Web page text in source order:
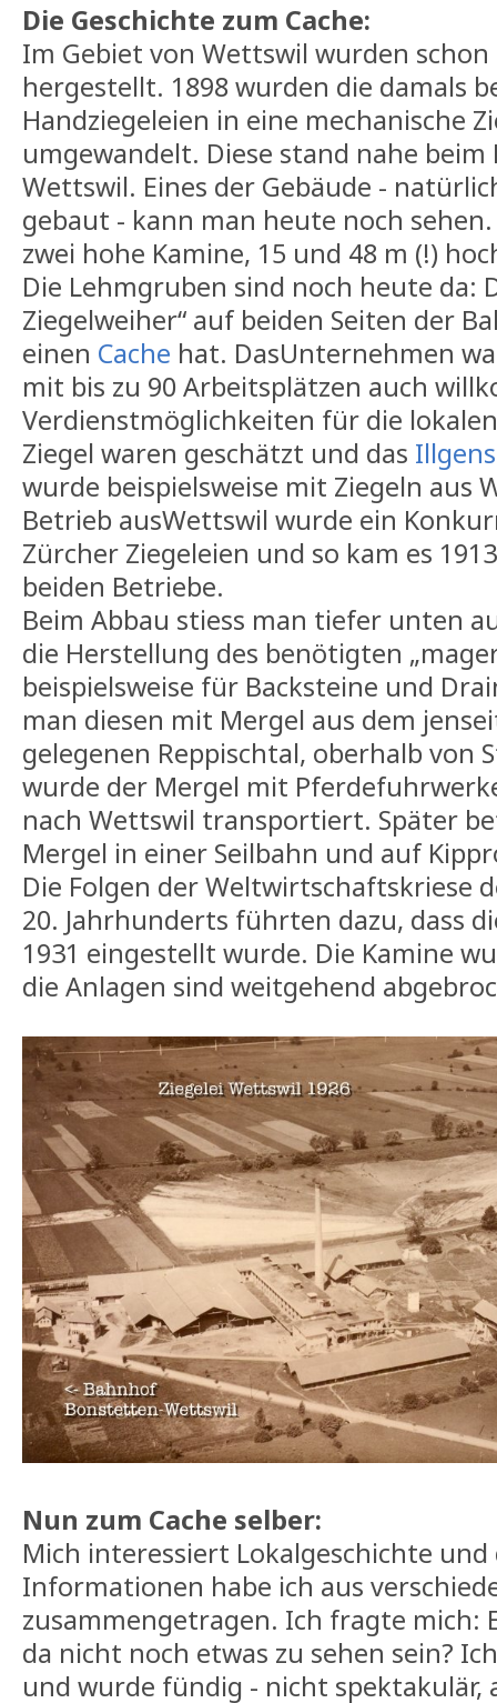
Die Geschichte zum Cache:
Im Gebiet von Wettswil wurden
hergestellt. 1898 wurden die damals
Handziegeleien in eine mechanische
umgewandelt. Diese stand nahe
Wettswil. Eines der Gebäude -
gebaut - kann man heute noch sehen.
zwei hohe Kamine, 15 und 48 m (!)
Die Lehmgruben sind noch heute da:
Ziegelweiher“ auf beiden Seiten der
einen Cache hat. DasUnternehmen
mit bis zu 90 Arbeitsplätzen auch
Verdienstmöglichkeiten für die
Ziegel waren geschätzt und das
wurde beispielsweise mit Ziegeln aus
Betrieb ausWettswil wurde ein
Zürcher Ziegeleien und so kam es
beiden Betriebe.
Beim Abbau stiess man tiefer unten
die Herstellung des benötigten
beispielsweise für Backsteine und
man diesen mit Mergel aus dem
gelegenen Reppischtal, oberhalb von
wurde der Mergel mit
nach Wettswil transportiert. Später
Mergel in einer Seilbahn und auf
Die Folgen der Weltwirtschaftskriese
20. Jahrhunderts führten dazu, dass
1931 eingestellt wurde. Die Kamine
die Anlagen sind weitgehend
Nun zum Cache selber:
Mich interessiert Lokalgeschichte und
Informationen habe ich aus
zusammengetragen. Ich fragte mich:
da nicht noch etwas zu sehen sein?
und wurde fündig - nicht spektakulär,